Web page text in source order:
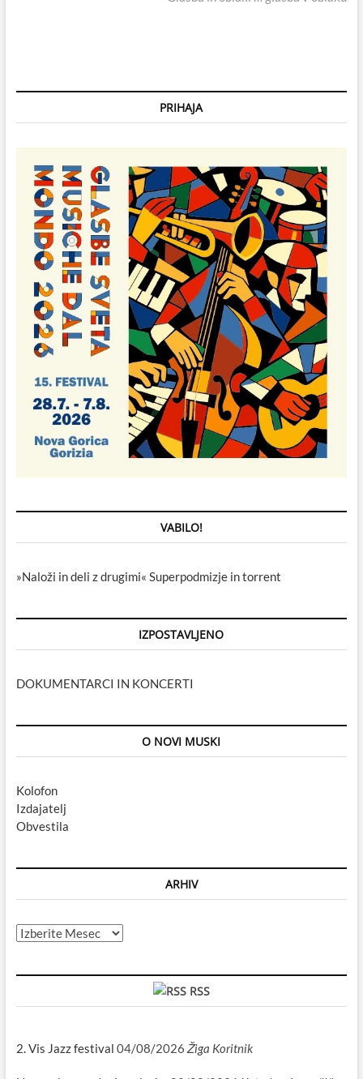
PRIHAJA
VABILO!
»Naloži in deli z drugimi« Superpodmizje in torrent
IZPOSTAVLJENO
DOKUMENTARCI IN KONCERTI
O NOVI MUSKI
Kolofon
Izdajatelj
Obvestila
ARHIV
Arhiv
RSS
2. Vis Jazz festival 04/08/2026 Žiga Koritnik